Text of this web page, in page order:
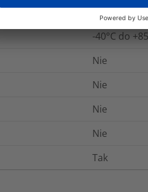
Nie
-40°C do
Nie
Nie
Nie
Nie
Tak